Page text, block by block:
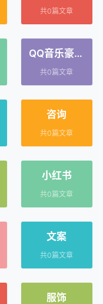
共0篇文章
QQ音乐豪华
绿钻
共0篇文章
咨询
共0篇文章
小红书
共0篇文章
文案
共0篇文章
服饰